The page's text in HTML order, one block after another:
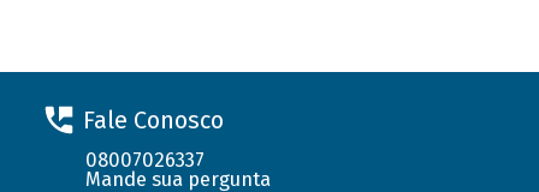
Fale Conosco
08007026337
Mande sua pergunta